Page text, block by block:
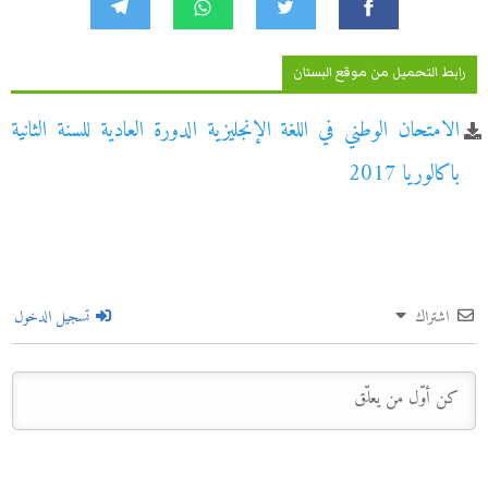
رابط التحميل من موقع البستان
الامتحان الوطني في اللغة الإنجليزية الدورة العادية للسنة الثانية
باكالوريا 2017
اشتراك تسجيل الدخول